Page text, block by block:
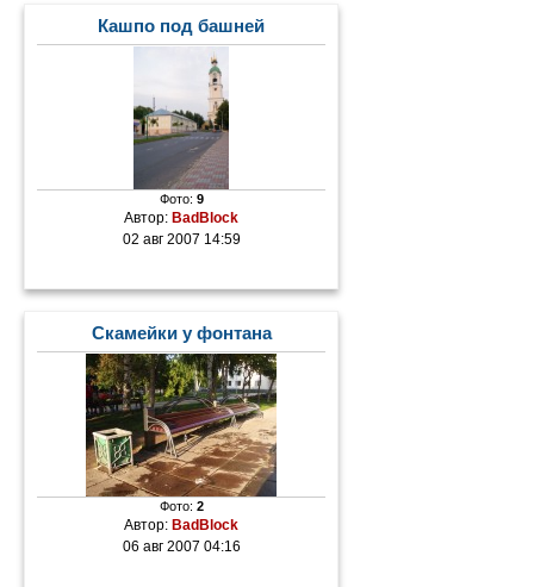
Кашпо под башней
Фото: 9
Автор: BadBlock
02 авг 2007 14:59
Скамейки у фонтана
Фото: 2
Автор: BadBlock
06 авг 2007 04:16